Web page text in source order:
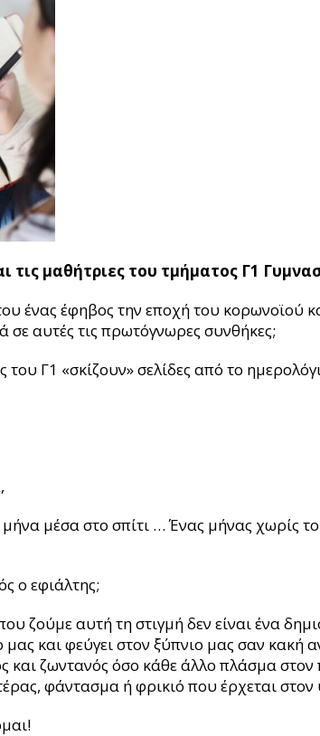
τις μαθήτριες του τμήματος Γ1
ένας έφηβος την εποχή του κορωνοϊού
σε αυτές τις πρωτόγνωρες συνθήκες;
του Γ1 «σκίζουν» σελίδες από το
μέσα στο σπίτι … Ένας μήνας χωρίς
ο εφιάλτης;
ζούμε αυτή τη στιγμή δεν είναι ένα
και φεύγει στον ξύπνιο μας σαν κακή
και ζωντανός όσο κάθε άλλο πλάσμα στον
φάντασμα ή φρικιό που έρχεται στον